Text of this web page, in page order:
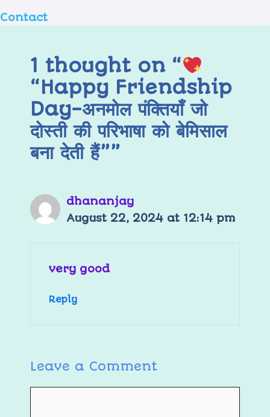
Contact
1 thought on “
“Happy Friendship
Day-अनमोल पंक्तियाँ जो
दोस्ती की परिभाषा को बेमिसाल
बना देती हैं””
dhananjay
August 22, 2024 at 12:14 pm
very good
Reply
Leave a Comment